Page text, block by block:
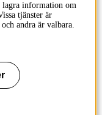
lagra information om
tjänster är
andra är valbara.